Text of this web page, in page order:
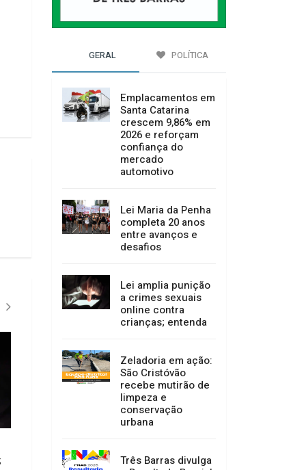
Zeladoria em ação: São Cristóvão
GERAL POLÍTICA
Emplacamentos em
Santa Catarina
crescem 9,86% em
2026 e reforçam
confiança do
mercado
automotivo
Lei Maria da Penha
completa 20 anos
entre avanços e
desafios
Lei amplia punição
a crimes sexuais
online contra
crianças; entenda
Zeladoria em ação:
São Cristóvão
recebe mutirão de
limpeza e
conservação
urbana
Três Barras divulga